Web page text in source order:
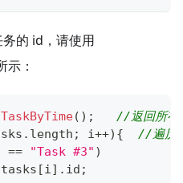
的 id，请使用
示：
( ) ;
//返回所有
. length ; i++) {
//遍历
== "Task #3" )
tasks [i] . id ;